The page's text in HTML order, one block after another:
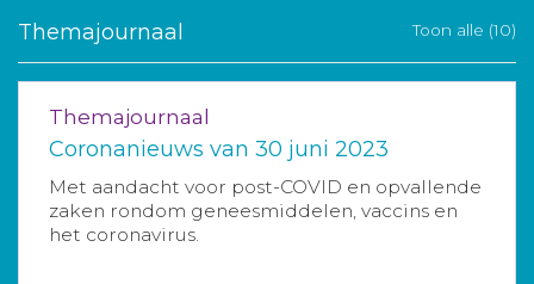
Themajournaal Toon alle (10)
Themajournaal
Coronanieuws van 30 juni 2023
Met aandacht voor post-COVID en opvallende
zaken rondom geneesmiddelen, vaccins en
het coronavirus.